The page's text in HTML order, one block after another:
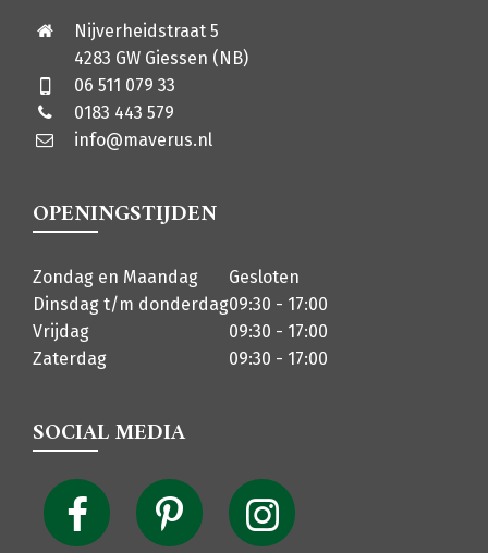
Nijverheidstraat 5
4283 GW Giessen (NB)
06 511 079 33
0183 443 579
info@maverus.nl
OPENINGSTIJDEN
Zondag en Maandag
Gesloten
Dinsdag t/m donderdag09:30 - 17:00
Vrijdag
09:30 - 17:00
Zaterdag
09:30 - 17:00
SOCIAL MEDIA